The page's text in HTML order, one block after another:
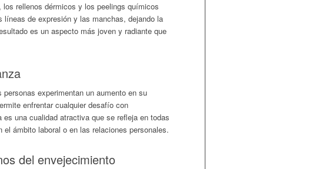
rellenos dérmicos y los peelings químicos
líneas de expresión y las manchas, dejando la
es un aspecto más joven y radiante que
experimentan un aumento en su
enfrentar cualquier desafío con
una cualidad atractiva que se refleja en todas
ámbito laboral o en las relaciones personales.
del envejecimiento